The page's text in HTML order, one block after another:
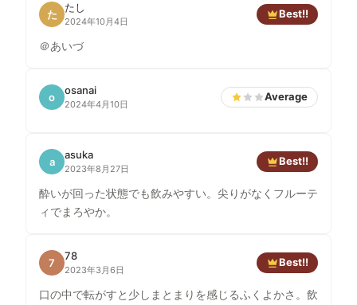
た
たし
2024年10月4日
Best!!
＠あいづ
o
osanai
2024年4月10日
Average
a
asuka
2023年8月27日
Best!!
酔いが回った状態でも飲みやすい。尖りがなくフルーテ
ィでまろやか。
7
78
2023年3月6日
Best!!
口の中で転がすと少しまとまりを感じるふくよかさ。飲